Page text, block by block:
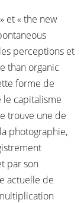
et « the new
perceptions et
than organic
forme de
capitalisme
trouve une de
photographie,
par son
actuelle de